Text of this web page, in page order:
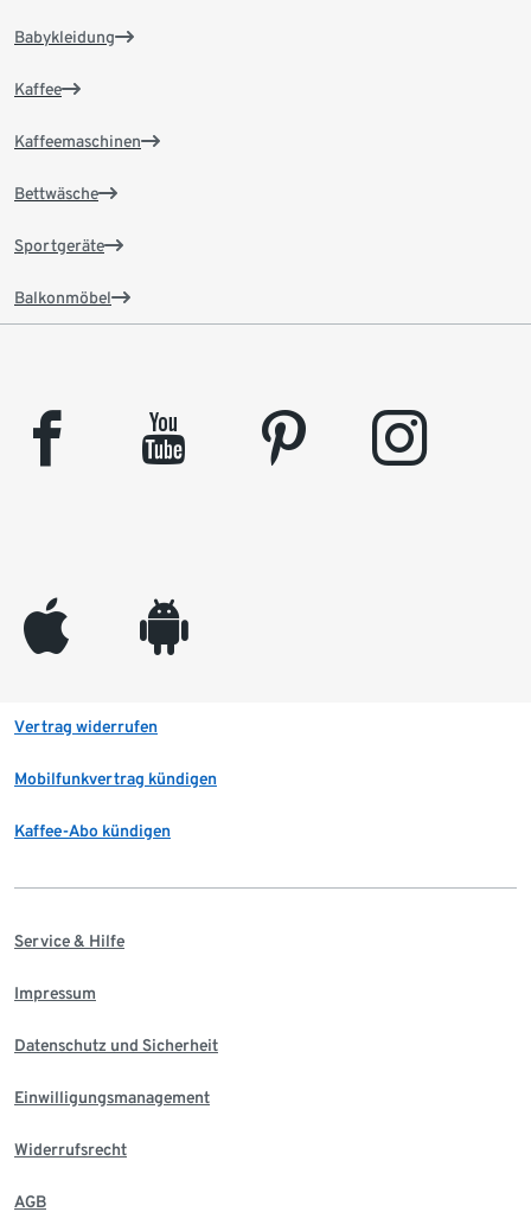
Babykleidung
Kaffee
Kaffeemaschinen
Bettwäsche
Sportgeräte
Balkonmöbel
facebook youtube pinterest instagram
appleinc android
Vertrag widerrufen
Mobilfunkvertrag kündigen
Kaffee-Abo kündigen
Service & Hilfe
Impressum
Datenschutz und Sicherheit
Einwilligungsmanagement
Widerrufsrecht
AGB